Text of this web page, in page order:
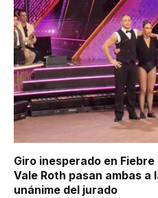
Giro inesperado en
Vale Roth pasan ambas a
unánime del jurado